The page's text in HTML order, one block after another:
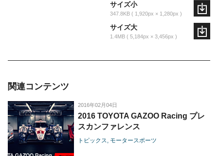
サイズ小
347.8KB 1,920px × 1,280px
サイズ大
1.4MB 5,184px × 3,456px
関連コンテンツ
2016年02月04日
2016 TOYOTA GAZOO Racing プレ
スカンファレンス
トピックス モータースポーツ